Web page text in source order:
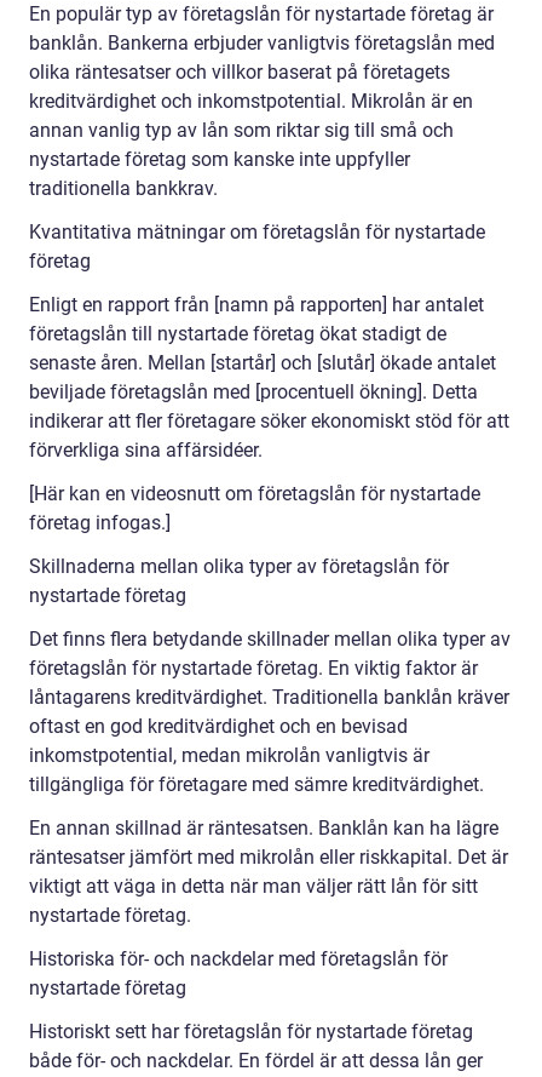
En populär typ av företagslån för nystartade företag är
banklån. Bankerna erbjuder vanligtvis företagslån med
olika räntesatser och villkor baserat på företagets
kreditvärdighet och inkomstpotential. Mikrolån är en
annan vanlig typ av lån som riktar sig till små och
nystartade företag som kanske inte uppfyller
traditionella bankkrav.
Kvantitativa mätningar om företagslån för nystartade
företag
Enligt en rapport från [namn på rapporten] har antalet
företagslån till nystartade företag ökat stadigt de
senaste åren. Mellan [startår] och [slutår] ökade antalet
beviljade företagslån med [procentuell ökning]. Detta
indikerar att fler företagare söker ekonomiskt stöd för att
förverkliga sina affärsidéer.
[Här kan en videosnutt om företagslån för nystartade
företag infogas.]
Skillnaderna mellan olika typer av företagslån för
nystartade företag
Det finns flera betydande skillnader mellan olika typer av
företagslån för nystartade företag. En viktig faktor är
låntagarens kreditvärdighet. Traditionella banklån kräver
oftast en god kreditvärdighet och en bevisad
inkomstpotential, medan mikrolån vanligtvis är
tillgängliga för företagare med sämre kreditvärdighet.
En annan skillnad är räntesatsen. Banklån kan ha lägre
räntesatser jämfört med mikrolån eller riskkapital. Det är
viktigt att väga in detta när man väljer rätt lån för sitt
nystartade företag.
Historiska för- och nackdelar med företagslån för
nystartade företag
Historiskt sett har företagslån för nystartade företag
både för- och nackdelar. En fördel är att dessa lån ger